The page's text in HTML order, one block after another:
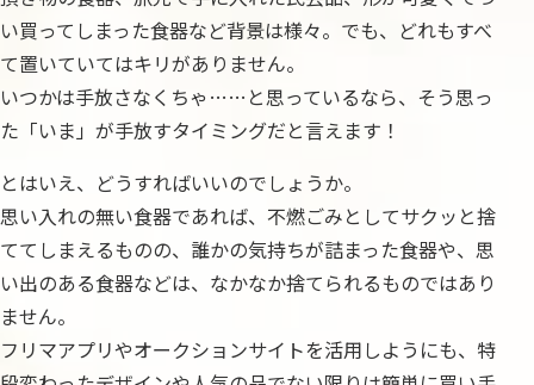
い買ってしまった食器など背景は様々。でも、どれもすべ
て置いていてはキリがありません。
いつかは手放さなくちゃ……と思っているなら、そう思っ
た「いま」が手放すタイミングだと言えます！
とはいえ、どうすればいいのでしょうか。
思い入れの無い食器であれば、不燃ごみとしてサクッと捨
ててしまえるものの、誰かの気持ちが詰まった食器や、思
い出のある食器などは、なかなか捨てられるものではあり
ません。
フリマアプリやオークションサイトを活用しようにも、特